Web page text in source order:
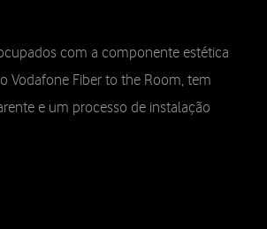
com a componente estética
Vodafone Fiber to the Room, tem
e um processo de instalação